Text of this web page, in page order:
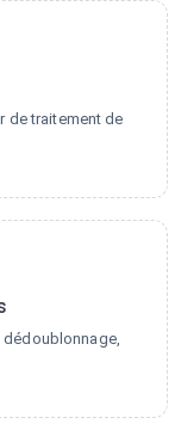
de traitement de
dédoublonnage,